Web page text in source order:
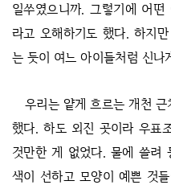
일쑤였으니까. 그렇기에 어
라고 오해하기도 했다. 하지
는 듯이 여느 아이들처럼 신나
우리는 얕게 흐르는 개천
했다. 하도 외진 곳이라 우표
것만한 게 없었다. 물에 쓸려
색이 선하고 모양이 예쁜 것